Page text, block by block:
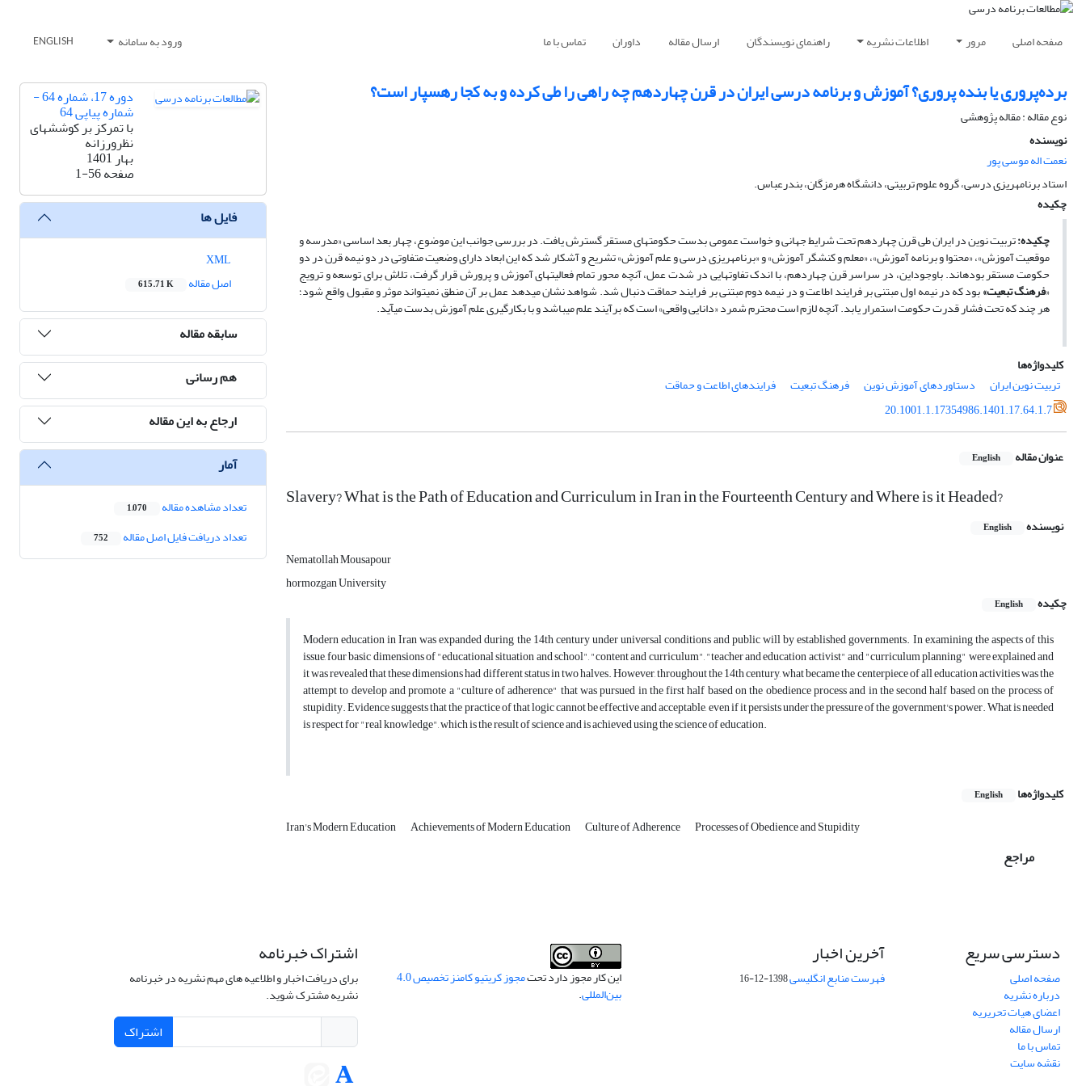
صفحه اصلی مرور اطلاعات نشریه راهنمای نویسندگان ارسال مقاله داوران تماس با ما ورود به سامانه ENGLISH
برده‌پروری یا بنده ‎پروری؟ آموزش و برنامه درسی ایران در قرن چهاردهم چه راهی را طی کرده و به کجا رهسپار است؟
نوع مقاله : مقاله پژوهشی
نویسنده
نعمت اله موسی پور
استاد برنامه‏ریزی درسی، گروه علوم تربیتی، دانشگاه هرمزگان، بندرعباس.
چکیده
چکیده:تربیت نوین در ایران طی قرن چهاردهم تحت شرایط جهانی و خواست عمومی بدست حکومت‏های مستقر گسترش یافت. در بررسی جوانب این موضوع، چهار بعد اساسی «مدرسه و
موقعیت آموزش»، «محتوا و برنامه آموزش»، «معلم و کنشگر آموزش» و «برنامه‎ریزی درسی و علم آموزش» تشریح و آشکار شد که این ابعاد دارای وضعیت متفاوتی در دو نیمه قرن در دو
حکومت مستقر بوده‎اند. باوجوداین، در سراسر قرن چهاردهم، با اندک تفاوت‎هایی در شدت عمل، آنچه محور تمام فعالیت‎های آموزش و پرورش قرار گرفت، تلاش برای توسعه و ترویج
«فرهنگتبعیت»بود که در نیمه اول مبتنی بر فرایند اطاعت و در نیمه دوم مبتنی بر فرایند حماقت دنبال شد. شواهد نشان می‏دهد عمل بر آن منطق نمی‏تواند موثر و مقبول واقع شود؛
هر چند که تحت فشار قدرت حکومت استمرار یابد. آنچه لازم است محترم شمرد «دانایی واقعی» است که برآیند علم می‎باشد و با بکارگیری علم آموزش بدست می‏آید.
کلیدواژه‌ها
تربیت نوین ایران
دستاوردهای آموزش نوین فرهنگ تبعیت
فرایندهای اطاعت و حماقت
20.1001.1.17354986.1401.17.64.1.7
عنوان مقاله English
Slavery? What is the Path of Education and Curriculum in Iran in the Fourteenth Century and Where is it Headed?
نویسنده English
Nematollah Mousapour
hormozgan University
چکیده
English
Modern education in Iran was expanded during the 14th century under universal conditions and public will by established governments. In examining the aspects of this
issue, four basic dimensions of "educational situation and school", "content and curriculum", "teacher and education activist" and "curriculum planning" were explained and
it was revealed that these dimensions had different status in two halves. However, throughout the 14th century, what became the centerpiece of all education activities was the
attempt to develop and promote a "culture of adherence" that was pursued in the first half based on the obedience process and in the second half based on the process of
stupidity. Evidence suggests that the practice of that logic cannot be effective and acceptable, even if it persists under the pressure of the government's power. What is needed
is respect for "real knowledge", which is the result of science and is achieved using the science of education.
کلیدواژه‌ها English
Iran's Modern Education Achievements of Modern Education Culture of Adherence Processes of Obedience and Stupidity
مراجع
دوره 17، شماره 64 -
شماره پیاپی 64
با تمرکز بر کوششهای
نظرورزانه
بهار 1401
صفحه1-56
فایل ها
اصل مقاله
615.71 K
سابقه مقاله
هم رسانی
ارجاع به این مقاله
آمار
تعداد مشاهده مقاله 1,070
تعداد دریافت فایل اصل مقاله 752
دسترسی سریع
صفحه اصلی
درباره نشریه
اعضای هیات تحریریه
ارسال مقاله
تماس با ما
نقشه سایت
آخرین اخبار
فهرست منابع انگلیسی1398-12-16 این کار مجوز دارد تحت مجوز کریتیو کامنز تخصیص 4.0
بین‌المللی.
اشتراک خبرنامه
برای دریافت اخبار و اطلاعیه های مهم نشریه در خبرنامه
نشریه مشترک شوید.
اشتراک